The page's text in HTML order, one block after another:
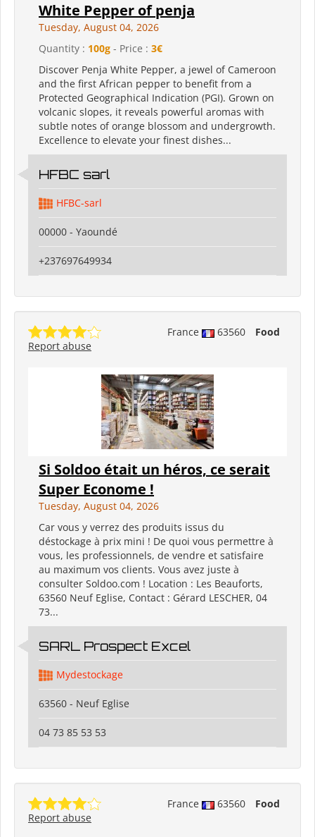
White Pepper of penja
Tuesday, August 04, 2026
Quantity : 100g - Price : 3€
Discover Penja White Pepper, a jewel of Cameroon
and the first African pepper to benefit from a
Protected Geographical Indication (PGI). Grown on
volcanic slopes, it reveals powerful aromas with
subtle notes of orange blossom and undergrowth.
Excellence to elevate your finest dishes...
HFBC sarl
HFBC-sarl
00000 - Yaoundé
+237697649934
France 63560
Food
Report abuse
Si Soldoo était un héros, ce serait
Super Econome !
Tuesday, August 04, 2026
Car vous y verrez des produits issus du
déstockage à prix mini ! De quoi vous permettre à
vous, les professionnels, de vendre et satisfaire
au maximum vos clients. Vous avez juste à
consulter Soldoo.com ! Location : Les Beauforts,
63560 Neuf Eglise, Contact : Gérard LESCHER, 04
73...
SARL Prospect Excel
Mydestockage
63560 - Neuf Eglise
04 73 85 53 53
France 63560
Food
Report abuse